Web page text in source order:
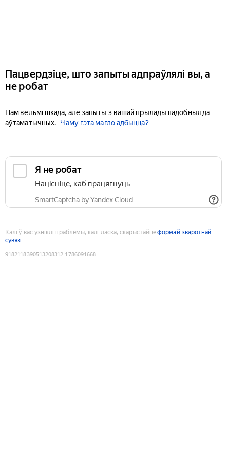
Пацвердзіце, што запыты адпраўлялі вы, а
не робат
Нам вельмі шкада, але запыты з вашай прылады падобныя да
аўтаматычных.
Чаму гэта магло адбыцца?
Я не робат
Націсніце, каб працягнуць
SmartCaptcha by Yandex Cloud
Калі ў вас узніклі праблемы, калі ласка, скарыстайцеформай зваротнай
сувязі
9182118390513208312:1786091668